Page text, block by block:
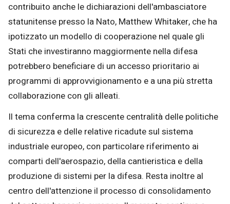
contribuito anche le dichiarazioni dell'ambasciatore
statunitense presso la Nato, Matthew Whitaker, che ha
ipotizzato un modello di cooperazione nel quale gli
Stati che investiranno maggiormente nella difesa
potrebbero beneficiare di un accesso prioritario ai
programmi di approvvigionamento e a una più stretta
collaborazione con gli alleati.
Il tema conferma la crescente centralità delle politiche
di sicurezza e delle relative ricadute sul sistema
industriale europeo, con particolare riferimento ai
comparti dell'aerospazio, della cantieristica e della
produzione di sistemi per la difesa. Resta inoltre al
centro dell'attenzione il processo di consolidamento